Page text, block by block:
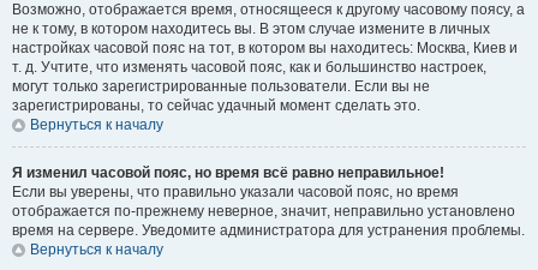
Возможно, отображается время, относящееся к другому часовому поясу, а
не к тому, в котором находитесь вы. В этом случае измените в личных
настройках часовой пояс на тот, в котором вы находитесь: Москва, Киев и
т. д. Учтите, что изменять часовой пояс, как и большинство настроек,
могут только зарегистрированные пользователи. Если вы не
зарегистрированы, то сейчас удачный момент сделать это.
Вернуться к началу
Я изменил часовой пояс, но время всё равно неправильное!
Если вы уверены, что правильно указали часовой пояс, но время
отображается по-прежнему неверное, значит, неправильно установлено
время на сервере. Уведомите администратора для устранения проблемы.
Вернуться к началу